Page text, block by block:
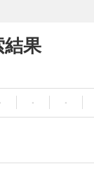
果
・ ・ ・